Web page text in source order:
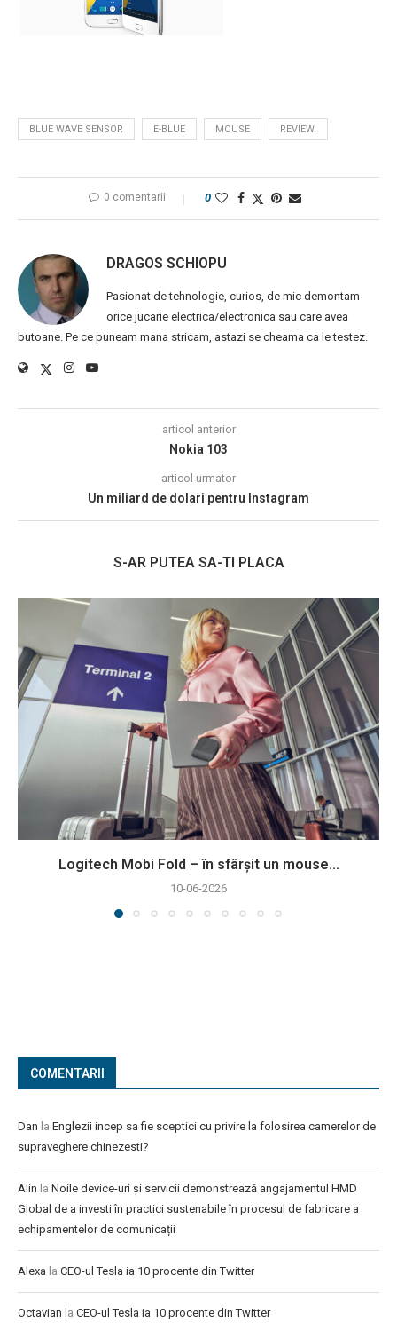
BLUE WAVE SENSOR E-BLUE MOUSE REVIEW.
0 comentarii 0
DRAGOS SCHIOPU
Pasionat de tehnologie, curios, de mic demontam
orice jucarie electrica/electronica sau care avea
butoane. Pe ce puneam mana stricam, astazi se cheama ca le testez.
articol anterior
Nokia 103
articol urmator
Un miliard de dolari pentru Instagram
S-AR PUTEA SA-TI PLACA
Logitech Mobi Fold – în sfârșit un mouse...
10-06-2026
COMENTARII
Dan la Englezii incep sa fie sceptici cu privire la folosirea camerelor de
supraveghere chinezesti?
Alin la Noile device-uri și servicii demonstrează angajamentul HMD
Global de a investi în practici sustenabile în procesul de fabricare a
echipamentelor de comunicații
Alexa la CEO-ul Tesla ia 10 procente din Twitter
Octavian la CEO-ul Tesla ia 10 procente din Twitter